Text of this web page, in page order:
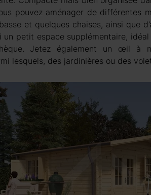
pouvez aménager de différentes
et quelques chaises, ainsi que
un petit espace supplémentaire,
Jetez également un œil à
lesquels, des jardinières ou des